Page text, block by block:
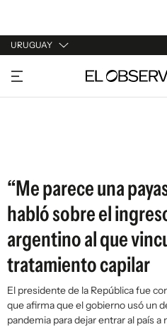
URUGUAY
URUGUAY
ARGENTINA
“Me parece una
habló sobre el
argentino al que
tratamiento capilar
El presidente de la República fue
que afirma que el gobierno usó un
pandemia para dejar entrar al país a